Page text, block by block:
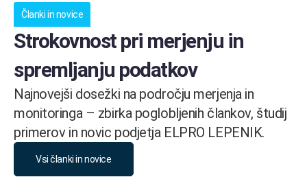
Članki in novice
Strokovnost pri merjenju in
spremljanju podatkov
Najnovejši dosežki na področju merjenja in
monitoringa – zbirka poglobljenih člankov, študij
primerov in novic podjetja ELPRO LEPENIK.
Vsi članki in novice